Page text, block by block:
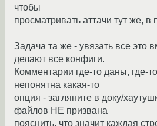
чтобы
просматривать аттачи тут же, в
Задача та же - увязать все это
делают все конфиги.
Комментарии где-то даны, где-
непонятна какая-то
опция - загляните в доку/
файлов НЕ призвана
пояснить, что значит каждая